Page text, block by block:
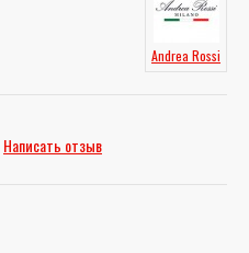
Andrea Rossi
Написать отзыв